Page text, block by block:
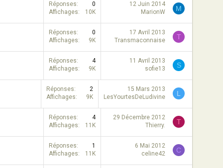
Réponses
0
Affichages
10K
12 Juin 2014
MarionW
M
Réponses
0
Affichages
9K
17 Avril 2013
Transmaconnaise
T
Réponses
4
Affichages
9K
11 Avril 2013
sofie13
S
Réponses
2
Affichages
9K
15 Mars 2013
LesYourtesDeLudivine
L
Réponses
4
Affichages
11K
29 Décembre 2012
Thierry.
T
Réponses
1
Affichages
11K
6 Mai 2012
celine42
C